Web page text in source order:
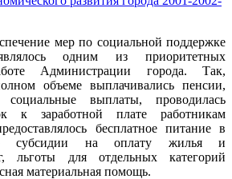
мер по социальной поддержке
одним из приоритетных
Администрации города. Так,
объеме выплачивались пенсии,
выплаты, проводилась
к заработной плате работникам
бесплатное питание в
субсидии на оплату жилья и
льготы для отдельных категорий
материальная помощь.